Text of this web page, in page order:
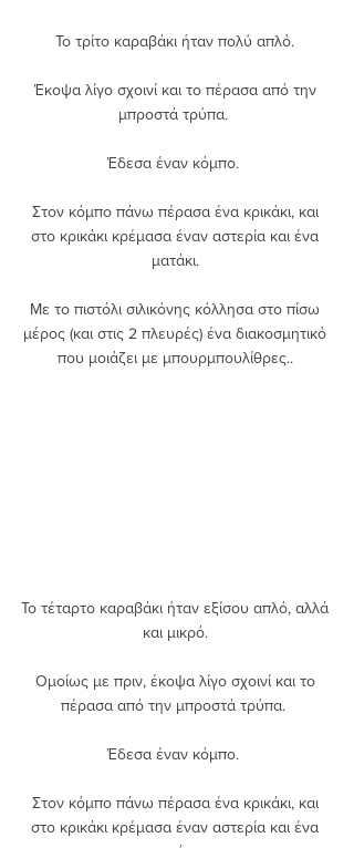
Το τρίτο καραβάκι ήταν πολύ απλό.
Έκοψα λίγο σχοινί και το πέρασα από την
μπροστά τρύπα.
Έδεσα έναν κόμπο.
Στον κόμπο πάνω πέρασα ένα κρικάκι, και
στο κρικάκι κρέμασα έναν αστερία και ένα
ματάκι.
Με το πιστόλι σιλικόνης κόλλησα στο πίσω
μέρος (και στις 2 πλευρές) ένα διακοσμητικό
που μοιάζει με μπουρμπουλίθρες..
Το τέταρτο καραβάκι ήταν εξίσου απλό, αλλά
και μικρό.
Ομοίως με πριν, έκοψα λίγο σχοινί και το
πέρασα από την μπροστά τρύπα.
Έδεσα έναν κόμπο.
Στον κόμπο πάνω πέρασα ένα κρικάκι, και
στο κρικάκι κρέμασα έναν αστερία και ένα